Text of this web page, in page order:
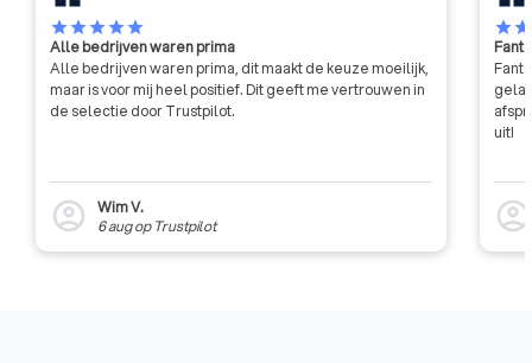
starstarstarstarstar
Alle bedrijven waren prima
Alle bedrijven waren prima, dit maakt de keuze moeilijk,
maar is voor mij heel positief. Dit geeft me vertrouwen in
de selectie door Trustpilot.
account_circle
Wim V.
6 augop Trustpilot
starstar
uit!
account_circle